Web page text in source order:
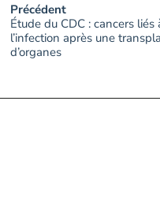
Précédent
Étude du CDC : cancers liés
l’infection après une
d’organes